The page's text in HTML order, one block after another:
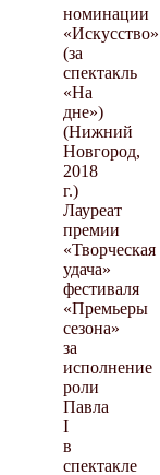
номинации
«Искусство»
(за
спектакль
«На
дне»)
(Нижний
Новгород,
2018
г.)
Лауреат
премии
«Творческая
удача»
фестиваля
«Премьеры
сезона»
за
исполнение
роли
Павла
I
в
спектакле